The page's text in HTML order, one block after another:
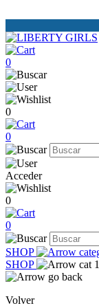
0
0
0
Acceder
0
0
SHOP
SHOP
Volver